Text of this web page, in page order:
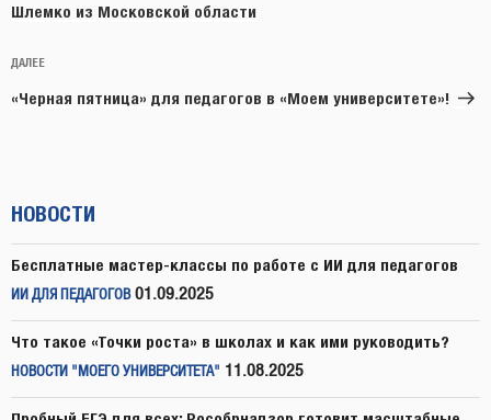
Шлемко из Московской области
Следующая
запись
ДАЛЕЕ
«Черная пятница» для педагогов в «Моем университете»!
НОВОСТИ
Бесплатные мастер-классы по работе с ИИ для педагогов
ИИ ДЛЯ ПЕДАГОГОВ 01.09.2025
Что такое «Точки роста» в школах и как ими руководить?
НОВОСТИ "МОЕГО УНИВЕРСИТЕТА" 11.08.2025